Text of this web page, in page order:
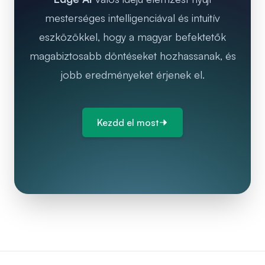
mesterséges intelligenciával és intuitív
eszközökkel, hogy a magyar befektetők
magabiztosabb döntéseket hozhassanak, és
jobb eredményeket érjenek el.
Kezdd el most